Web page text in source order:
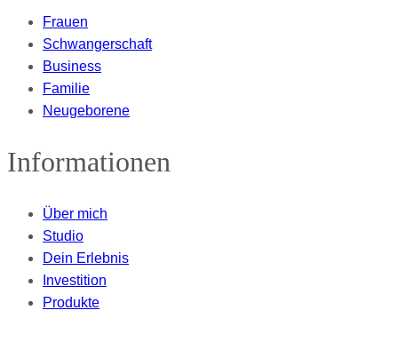
Frauen
Schwangerschaft
Business
Familie
Neugeborene
Informationen
Über mich
Studio
Dein Erlebnis
Investition
Produkte